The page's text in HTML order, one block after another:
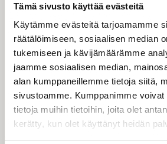
Tämä sivusto käyttää evästeitä
Käytämme evästeitä tarjoamamme
räätälöimiseen, sosiaalisen median
tukemiseen ja kävijämäärämme
jaamme sosiaalisen median,
alan kumppaneillemme tietoja siitä,
sivustoamme. Kumppanimme voivat
tietoja muihin tietoihin, joita olet
kerätty, kun olet käyttänyt heidän
presidentin. Koska
kaikki, on Jumala itse
valtiovallan, jonka kautta
kurittaa meitä oikealle tielle.
kirjoita apostoli Paavali:
suostuttava esivaltansa
ole esivaltaa, joka ei olisi…